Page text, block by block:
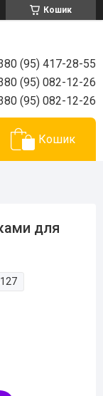
Кошик
(95) 417-28-55
(95) 082-12-26
(95) 082-12-26
Кошик
для